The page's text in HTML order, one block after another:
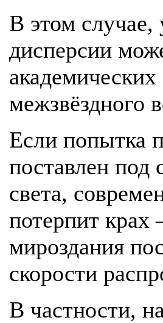
В этом
дисперсии
межзвёздного
Если попытка
поставлен под
света,
потерпит
мироздания
скорости
В частности,